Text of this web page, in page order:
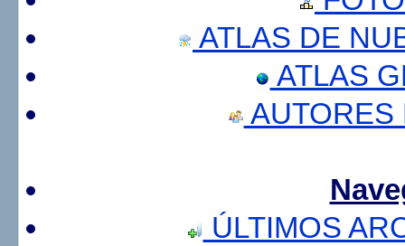
ATLAS DE
ATLAS
AUTORES
ÚLTIMOS